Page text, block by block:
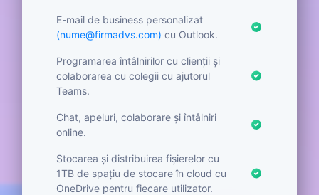
E-mail de business personalizat
(nume@firmadvs.com) cu Outlook.
Programarea întâlnirilor cu clienții și
colaborarea cu colegii cu ajutorul
Teams.
Chat, apeluri, colaborare și întâlniri
online.
Stocarea și distribuirea fișierelor cu
1TB de spațiu de stocare în cloud cu
OneDrive pentru fiecare utilizator.